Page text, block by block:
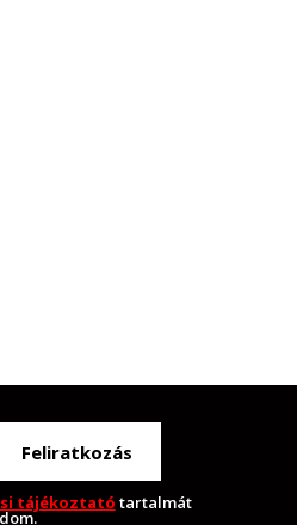
Feliratkozás
tájékoztató tartalmát